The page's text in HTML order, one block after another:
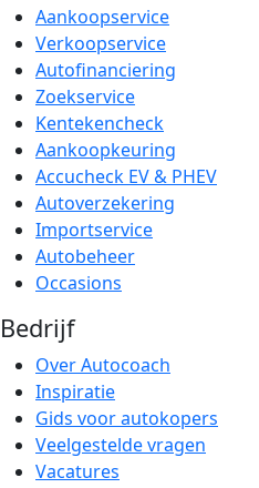
Aankoopservice
Verkoopservice
Autofinanciering
Zoekservice
Kentekencheck
Aankoopkeuring
Accucheck EV & PHEV
Autoverzekering
Importservice
Autobeheer
Occasions
Bedrijf
Over Autocoach
Inspiratie
Gids voor autokopers
Veelgestelde vragen
Vacatures